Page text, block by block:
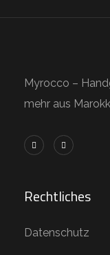
Myrocco –
mehr aus
Rechtliches
Datenschutz